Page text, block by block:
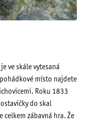
ve skále vytesaná
místo najdete
Roku 1833
do skal
celkem zábavná hra. Že